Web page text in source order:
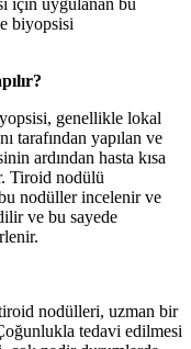
biyopsisi
genellikle lokal
tarafından yapılan ve
ardından hasta kısa
Tiroid nodülü
nodüller incelenir ve
ve bu sayede
nodülleri, uzman bir
tedavi edilmesi